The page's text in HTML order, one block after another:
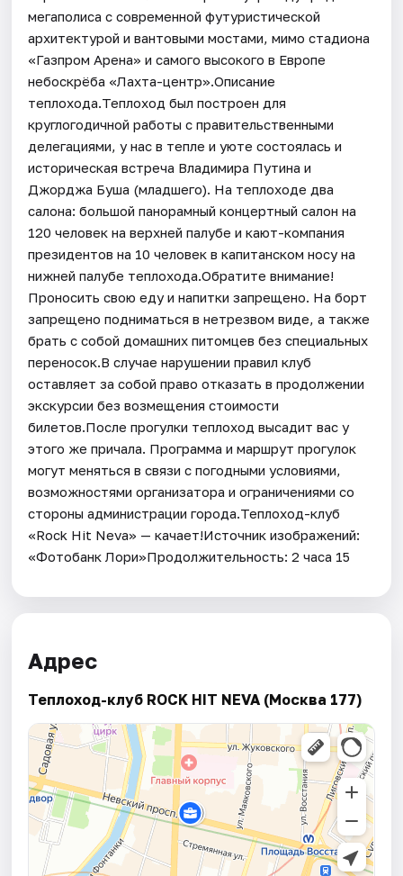
мегаполиса с современной футуристической
архитектурой и вантовыми мостами, мимо стадиона
«Газпром Арена» и самого высокого в Европе
небоскрёба «Лахта-центр».Описание
теплохода.Теплоход был построен для
круглогодичной работы с правительственными
делегациями, у нас в тепле и уюте состоялась и
историческая встреча Владимира Путина и
Джорджа Буша (младшего). На теплоходе два
салона: большой панорамный концертный салон на
120 человек на верхней палубе и кают-компания
президентов на 10 человек в капитанском носу на
нижней палубе теплохода.Обратите внимание!
Проносить свою еду и напитки запрещено. На борт
запрещено подниматься в нетрезвом виде, а также
брать с собой домашних питомцев без специальных
переносок.В случае нарушении правил клуб
оставляет за собой право отказать в продолжении
экскурсии без возмещения стоимости
билетов.После прогулки теплоход высадит вас у
этого же причала. Программа и маршрут прогулок
могут меняться в связи с погодными условиями,
возможностями организатора и ограничениями со
стороны администрации города.Теплоход-клуб
«Rock Hit Neva» — качает!Источник изображений:
«Фотобанк Лори»Продолжительность: 2 часа 15
Адрес
Теплоход-клуб ROCK HIT NEVA (Москва 177)